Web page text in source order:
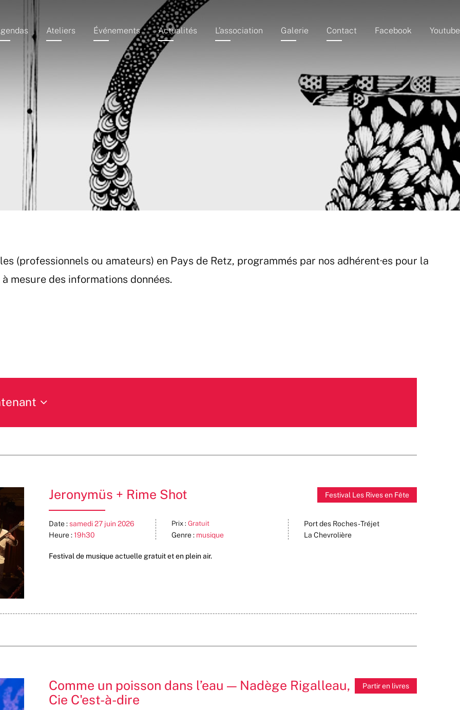
Ateliers Événements Actualités L’association Galerie Contact Facebook Youtube
(professionnels ou amateurs) en Pays de Retz, programmés par nos adhérent·es pour la
mesure des informations données.
Jeronymüs + Rime Shot Festival Les Rives en Fête
Date :samedi 27 juin 2026
Heure :19h30
Prix : Gratuit
Genre : musique
Port des Roches - Tréjet
La Chevrolière
Festival de musique actuelle gratuit et en plein air.
Comme un poisson dans l’eau — Nadège Rigalleau,
Cie C'est-à-dire
Partir en livres